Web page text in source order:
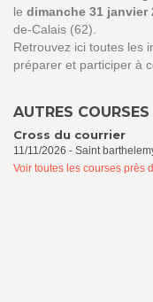
le dimanche 31 janvier
de-Calais (62).
Retrouvez ici toutes les
préparer et participer à
AUTRES
Cross du courrier
11/11/2026 - Saint
Voir toutes les courses près